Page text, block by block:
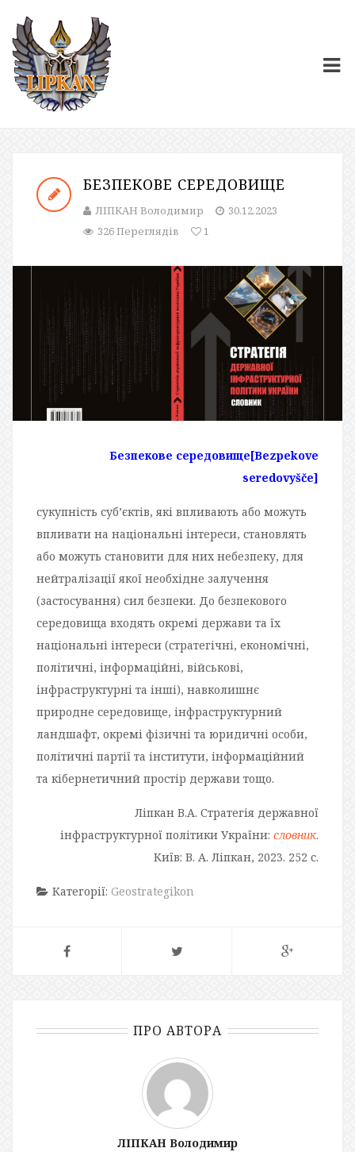
БЕЗПЕКОВЕ СЕРЕДОВИЩЕ
ЛІПКАН Володимир
30.12.2023
326 Переглядів
1
Безпекове середовище[Bezpekove
seredovyšče]
сукупність суб’єктів, які впливають або можуть
впливати на національні інтереси, становлять
або можуть становити для них небезпеку, для
нейтралізації якої необхідне залучення
(застосування) сил безпеки. До безпекового
середовища входять окремі держави та їх
національні інтереси (стратегічні, економічні,
політичні, інформаційні, військові,
інфраструктурні та інші), навколишнє
природне середовище, інфраструктурний
ландшафт, окремі фізичні та юридичні особи,
політичні партії та інститути, інформаційний
та кібернетичний простір держави тощо.
Ліпкан В.А. Стратегія державної
інфраструктурної політики України: словник.
Київ: В. А. Ліпкан, 2023. 252 с.
Категорії: Geostrategikon
ПРО АВТОРА
ЛІПКАН Володимир